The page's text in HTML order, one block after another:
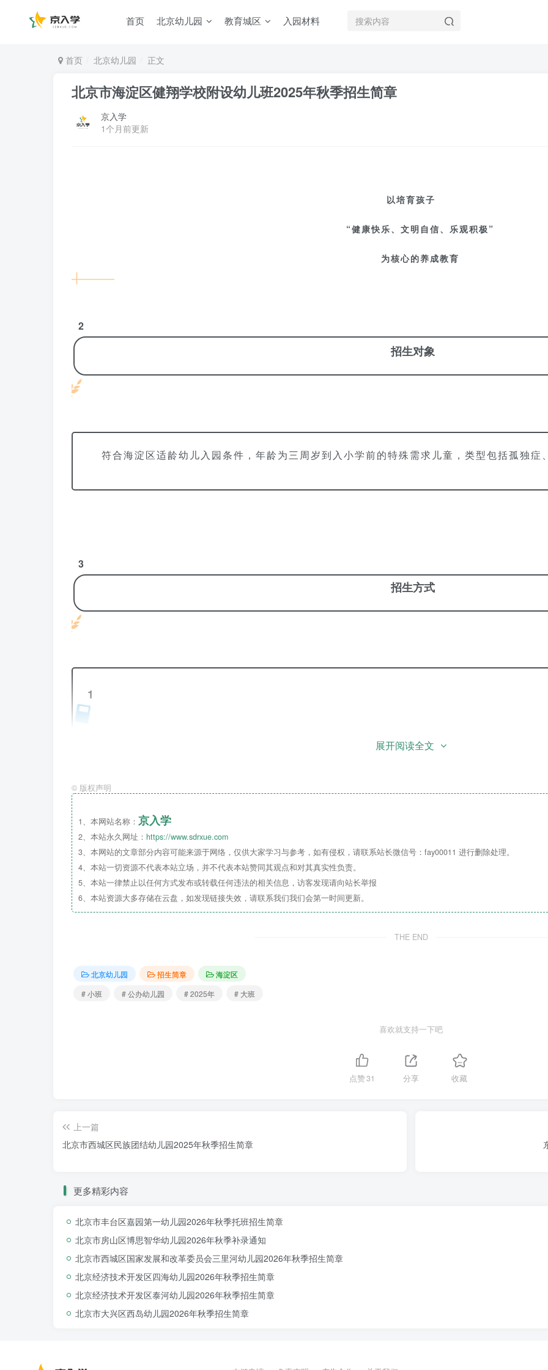
首页 北京幼儿园 教育城区 入园材料
首页 北京幼儿园 正文
北京市海淀区健翔学校附设幼儿班2025年秋季招生简章
京入学
1个月前更新
以培育孩子
“健康快乐、 文明自信、 乐观积极”
为核心的养成教育
2
招生对象
符合海淀区适龄幼儿入园条件，年龄为三周岁到入小学前的特殊需求儿童，类型包括孤独症
3
招生方式
1
中、大班入园无需填报上述平台
请拨打幼儿园招生咨询电话：
电话联系时间：
工作日上午8:30-11:30
幼儿园简介
求幼儿混龄班。
展开阅读全文
© 版权声明
1、本网站名称： 京入学
2、本站永久网址： https://www.sdrxue.com
3、本网站的文章部分内容可能来源于网络，仅供大家学习与参考，如有侵权，请联系站长微信号：fay00011 进行删除处理。
4、本站一切资源不代表本站立场，并不代表本站赞同其观点和对其真实性负责。
5、本站一律禁止以任何方式发布或转载任何违法的相关信息，访客发现请向站长举报
6、本站资源大多存储在云盘，如发现链接失效，请联系我们我们会第一时间更新。
THE END
北京幼儿园 招生简章
海淀区
# 小班
# 公办幼儿园 # 2025年 # 大班
喜欢就支持一下吧
点赞31 分享 收藏
上一篇
北京市西城区民族团结幼儿园2025年秋季招生简章
更多精彩内容
北京市丰台区嘉园第一幼儿园2026年秋季托班招生简章
北京市房山区博思智华幼儿园2026年秋季补录通知
北京市西城区国家发展和改革委员会三里河幼儿园2026年秋季招生简章
北京经济技术开发区四海幼儿园2026年秋季招生简章
北京经济技术开发区泰河幼儿园2026年秋季招生简章
北京市大兴区西岛幼儿园2026年秋季招生简章